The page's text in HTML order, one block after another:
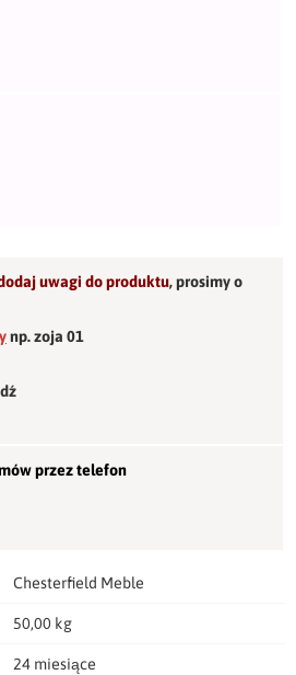
uwagi do produktu,prosimy o
np. zoja 01
przez telefon
Chesterfield Meble
50,00 kg
24 miesiące